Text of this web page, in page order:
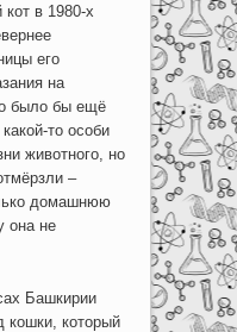
в 1980-х
его
на
было бы ещё
то особи
животного, но
–
домашнюю
она не
Башкирии
кошки, который